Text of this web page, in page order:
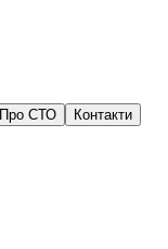
Про СТО Контакти